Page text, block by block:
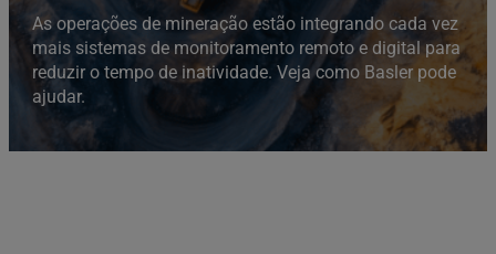
As operações de mineração estão integrando cada vez
mais sistemas de monitoramento remoto e digital para
reduzir o tempo de inatividade. Veja como Basler pode
ajudar.